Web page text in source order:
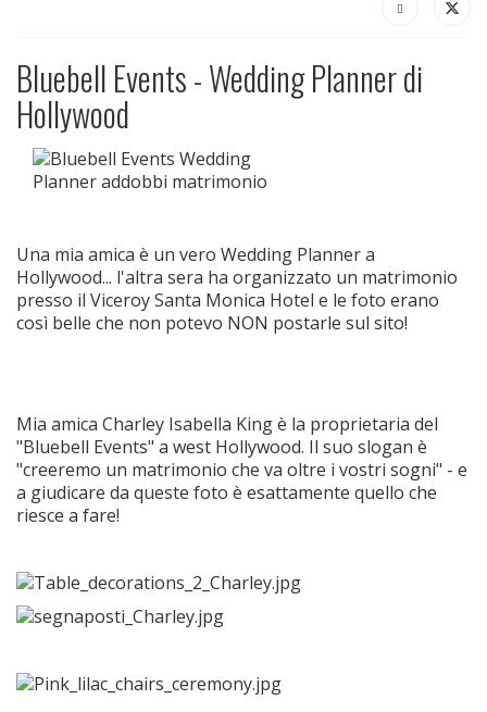
Bluebell Events - Wedding Planner di
Hollywood
Una mia amica è un vero Wedding Planner a
Hollywood... l'altra sera ha organizzato un matrimonio
presso il Viceroy Santa Monica Hotel e le foto erano
così belle che non potevo NON postarle sul sito!
Mia amica Charley Isabella King è la proprietaria del
"Bluebell Events" a west Hollywood. Il suo slogan è
"creeremo un matrimonio che va oltre i vostri sogni" - e
a giudicare da queste foto è esattamente quello che
riesce a fare!